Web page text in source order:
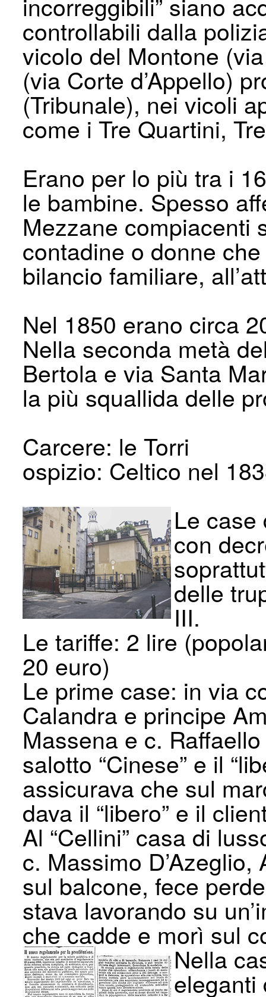
controllabili dalla
vicolo del Montone
(via Corte d’Appello)
(Tribunale), nei vicoli
come i Tre Quartini,
Erano per lo più tra i
le bambine. Spesso
Mezzane compiacenti
contadine o donne
bilancio familiare,
Nel 1850 erano circa
Nella seconda metà
Bertola e via Santa
la più squallida delle
Carcere: le Torri
ospizio: Celtico nel
Le case
con
delle
III.
Le tariffe: 2 lire
20 euro)
Le prime case: in via
Calandra e principe
Massena e c.
salotto “Cinese” e il
assicurava che sul
dava il “libero” e il
Al “Cellini” casa di
c. Massimo
sul balcone, fece
stava lavorando su
che cadde e morì sul
Nella
eleganti